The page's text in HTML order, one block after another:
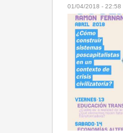
01/04/2018 - 22:58